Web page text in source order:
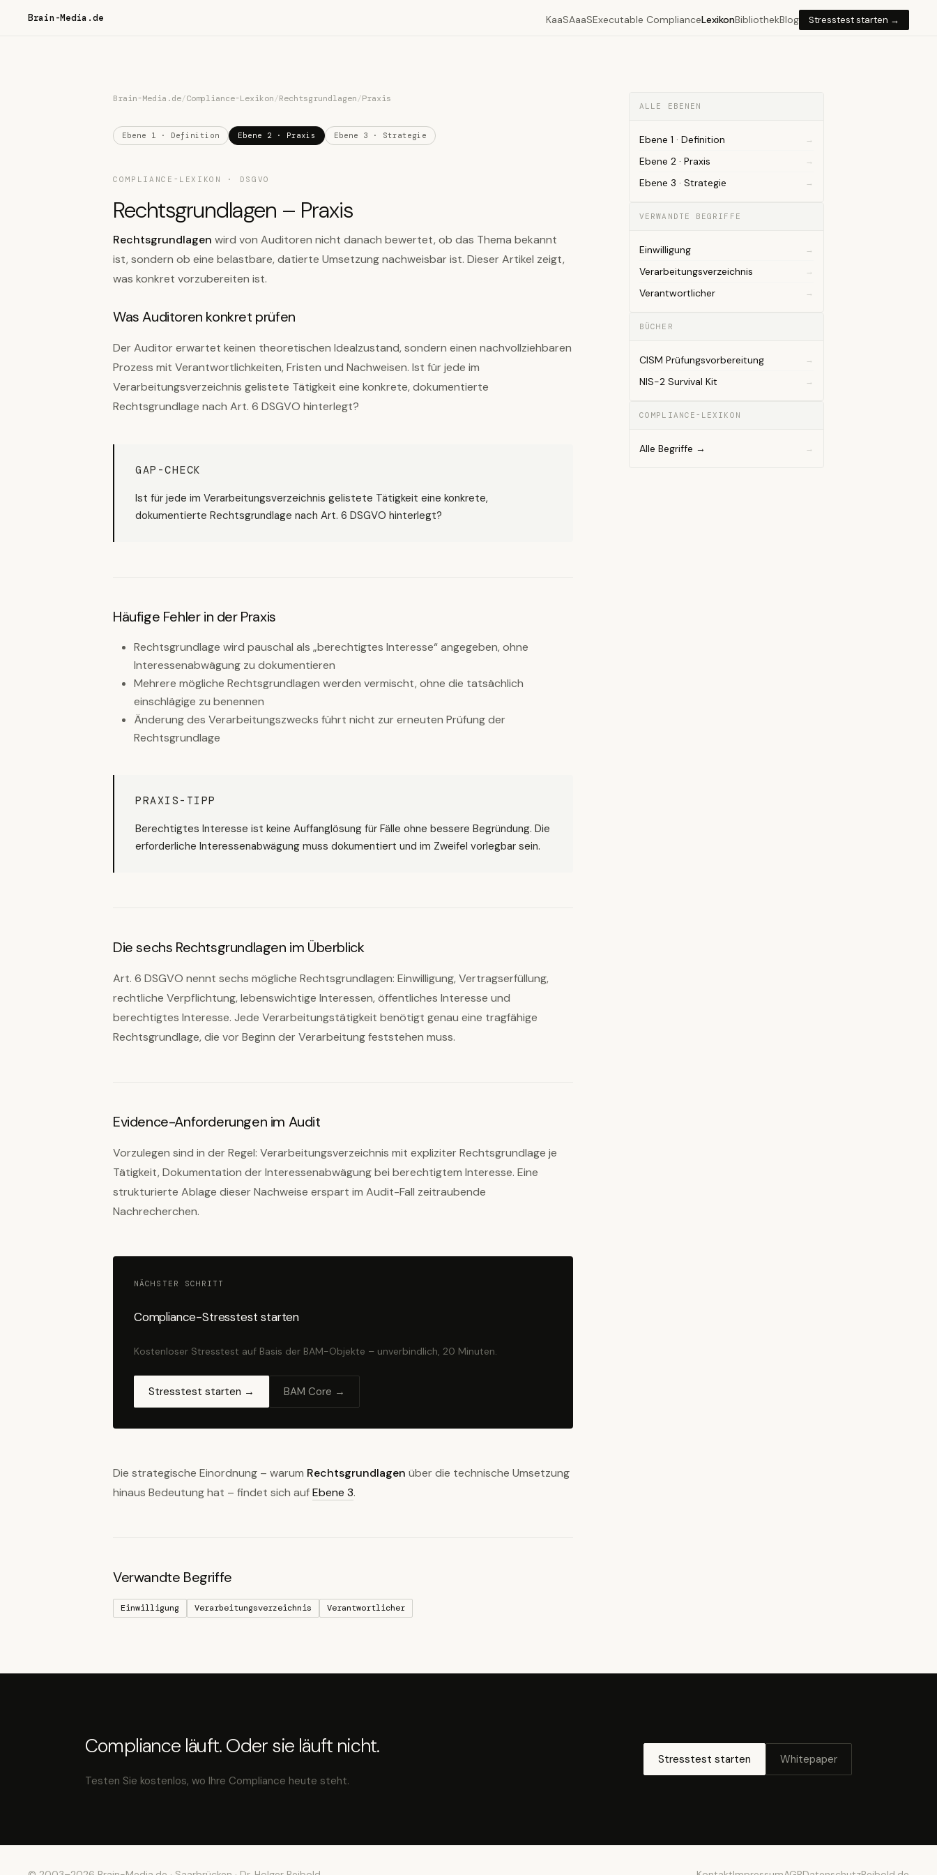
Brain-Media.de KaaSAaaSExecutable ComplianceLexikonBibliothekBlog Stresstest starten →
Brain-Media.de/Compliance-Lexikon/Rechtsgrundlagen/Praxis
Ebene 1 · Definition Ebene 2 · Praxis Ebene 3 · Strategie
COMPLIANCE-LEXIKON · DSGVO
Rechtsgrundlagen – Praxis
Rechtsgrundlagen wird von Auditoren nicht danach bewertet, ob das Thema bekannt
ist, sondern ob eine belastbare, datierte Umsetzung nachweisbar ist. Dieser Artikel zeigt,
was konkret vorzubereiten ist.
Was Auditoren konkret prüfen
Der Auditor erwartet keinen theoretischen Idealzustand, sondern einen nachvollziehbaren
Prozess mit Verantwortlichkeiten, Fristen und Nachweisen. Ist für jede im
Verarbeitungsverzeichnis gelistete Tätigkeit eine konkrete, dokumentierte
Rechtsgrundlage nach Art. 6 DSGVO hinterlegt?
GAP-CHECK
Ist für jede im Verarbeitungsverzeichnis gelistete Tätigkeit eine konkrete,
dokumentierte Rechtsgrundlage nach Art. 6 DSGVO hinterlegt?
Häufige Fehler in der Praxis
Rechtsgrundlage wird pauschal als „berechtigtes Interesse“ angegeben, ohne
Interessenabwägung zu dokumentieren
Mehrere mögliche Rechtsgrundlagen werden vermischt, ohne die tatsächlich
einschlägige zu benennen
Änderung des Verarbeitungszwecks führt nicht zur erneuten Prüfung der
Rechtsgrundlage
PRAXIS-TIPP
Berechtigtes Interesse ist keine Auffanglösung für Fälle ohne bessere Begründung. Die
erforderliche Interessenabwägung muss dokumentiert und im Zweifel vorlegbar sein.
Die sechs Rechtsgrundlagen im Überblick
Art. 6 DSGVO nennt sechs mögliche Rechtsgrundlagen: Einwilligung, Vertragserfüllung,
rechtliche Verpflichtung, lebenswichtige Interessen, öffentliches Interesse und
berechtigtes Interesse. Jede Verarbeitungstätigkeit benötigt genau eine tragfähige
Rechtsgrundlage, die vor Beginn der Verarbeitung feststehen muss.
Evidence-Anforderungen im Audit
Vorzulegen sind in der Regel: Verarbeitungsverzeichnis mit expliziter Rechtsgrundlage je
Tätigkeit, Dokumentation der Interessenabwägung bei berechtigtem Interesse. Eine
strukturierte Ablage dieser Nachweise erspart im Audit-Fall zeitraubende
Nachrecherchen.
NÄCHSTER SCHRITT
Compliance-Stresstest starten
Kostenloser Stresstest auf Basis der BAM-Objekte – unverbindlich, 20 Minuten.
Stresstest starten → BAM Core →
Die strategische Einordnung – warum Rechtsgrundlagen über die technische Umsetzung
hinaus Bedeutung hat – findet sich aufEbene 3.
Verwandte Begriffe
Einwilligung Verarbeitungsverzeichnis Verantwortlicher
ALLE EBENEN
Ebene 1 · Definition
Ebene 2 · Praxis
Ebene 3 · Strategie
VERWANDTE BEGRIFFE
Einwilligung
Verarbeitungsverzeichnis
Verantwortlicher
BÜCHER
CISM Prüfungsvorbereitung
NIS-2 Survival Kit
COMPLIANCE-LEXIKON
Alle Begriffe →
Compliance läuft. Oder sie läuft nicht.
Testen Sie kostenlos, wo Ihre Compliance heute steht.
Stresstest starten Whitepaper